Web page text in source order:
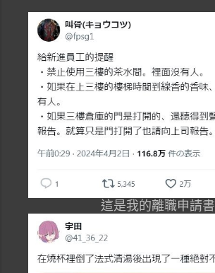
這是我的離職申請書